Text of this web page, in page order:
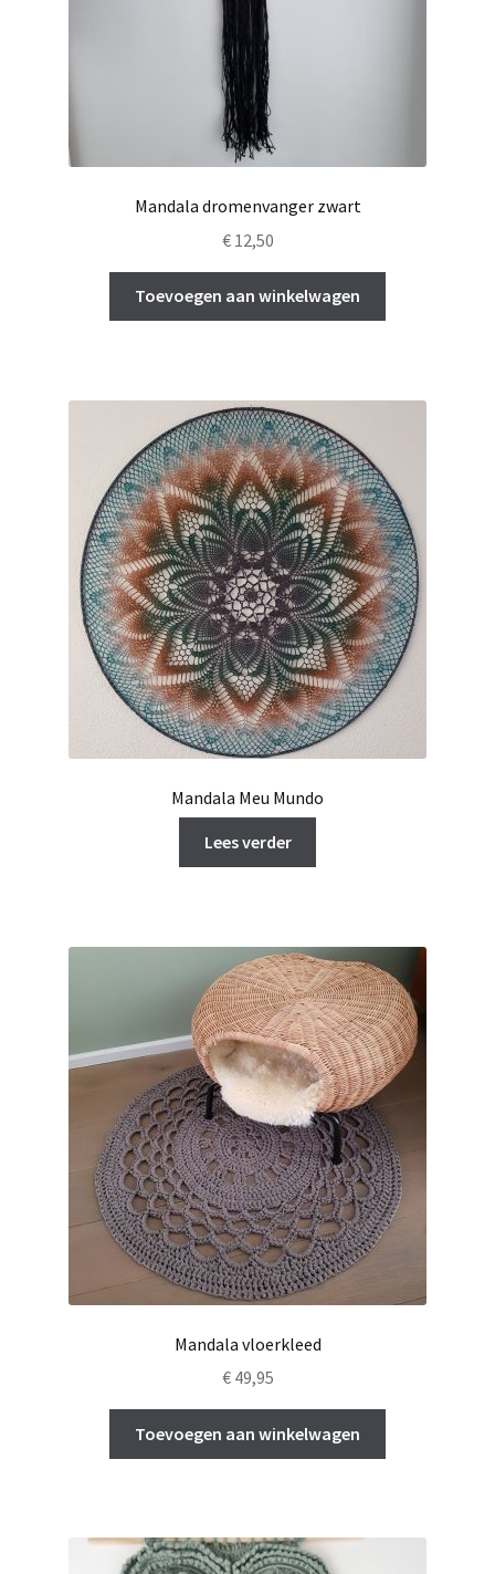
Mandala dromenvanger zwart
€12,50
Toevoegen aan winkelwagen
Mandala Meu Mundo
Lees verder
Mandala vloerkleed
€49,95
Toevoegen aan winkelwagen